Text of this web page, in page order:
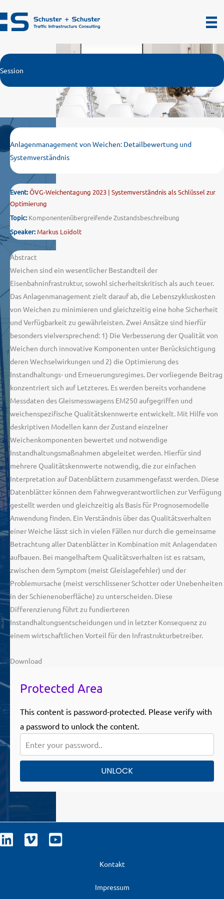
Inhalt
springen
Session
Anlagenmanagement von Weichen: Detailbewertung und
Systemverständnis
Event:ÖVG-Weichentagung 2023 | Systemverständnis als Schlüssel zur
Optimierung
Topic: Komponentenübergreifende Zustandsbeschreibung
Speaker: Markus Loidolt
Abstract
Weichen sind ein wesentlicher Bestandteil der
Eisenbahninfrastruktur, sowohl sicherheitskritisch als auch teuer.
Das Anlagenmanagement zielt darauf ab, die Lebenszykluskosten
von Weichen zu minimieren und gleichzeitig eine hohe Sicherheit
und Verfügbarkeit zu gewährleisten. Zwei Ansätze sind hierfür
besonders vielversprechend: 1) Die Verbesserung der Qualität von
Weichen durch innovative Komponenten unter Berücksichtigung
deren Wechselwirkungen und 2) die Optimierung des
Instandhaltungs- und Erneuerungsregimes. Der vorliegende Beitrag
konzentriert sich auf Letzteres. Es werden bereits vorhandene
Messdaten des Gleismesswagens EM250 aufgegriffen und
weichenspezifische Qualitätskennwerte entwickelt. Mit Hilfe von
deskriptiven Modellen kann der Zustand einzelner
Weichenkomponenten bewertet und notwendige
Instandhaltungsmaßnahmen abgeleitet werden. Hierfür sind
mehrere Qualitätskennwerte notwendig, die zur einfachen
Interpretation auf Datenblättern zusammengefasst werden. Diese
Datenblätter können dem Fahrwegverantwortlichen zur Verfügung
gestellt werden und gleichzeitig als Basis für Prognosemodelle
Anwendung finden. Ein Verständnis über das Qualitätsverhalten
einer Weiche lässt sich in vielen Fällen nur durch die gemeinsame
Betrachtung aller Datenblätter in Kombination mit Anlagendaten
aufbauen. Bei mangelhaftem Qualitätsverhalten ist es ratsam,
zwischen dem Symptom (meist Gleislagefehler) und der
Problemursache (meist verschlissener Schotter oder Unebenheiten
in der Schienenoberfläche) zu unterscheiden. Diese
Differenzierung führt zu fundierteren
Instandhaltungsentscheidungen und in letzter Konsequenz zu
einem wirtschaftlichen Vorteil für den Infrastrukturbetreiber.
Download
Protected Area
This content is password-protected. Please verify with
a password to unlock the content.
UNLOCK
Kontakt
Impressum